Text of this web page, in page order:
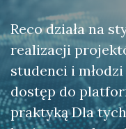
Reco działa na
realizacji
studenci i
dostęp do
praktyką Dla